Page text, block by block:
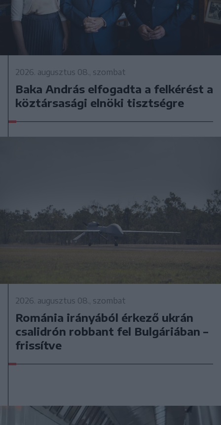
2026. augusztus 08., szombat
Baka András elfogadta a felkérést a
köztársasági elnöki tisztségre
2026. augusztus 08., szombat
Románia irányából érkező ukrán
csalidrón robbant fel Bulgáriában –
frissítve